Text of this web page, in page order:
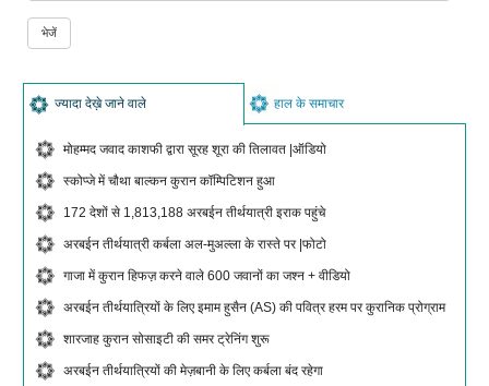
ज्यादा देख़े जाने वाले हाल के समाचार
मोहम्मद जवाद काशफी द्वारा सूरह शूरा की तिलावत |ऑडियो
स्कोप्जे में चौथा बाल्कन कुरान कॉम्पिटिशन हुआ
172 देशों से 1,813,188 अरबईन तीर्थयात्री इराक पहुंचे
अरबईन तीर्थयात्री कर्बला अल-मुअल्ला के रास्ते पर |फोटो
गाजा में कुरान हिफज़ करने वाले 600 जवानों का जश्न + वीडियो
अरबईन तीर्थयात्रियों के लिए इमाम हुसैन (AS) की पवित्र हरम पर कुरानिक प्रोग्राम
शारजाह कुरान सोसाइटी की समर ट्रेनिंग शुरू
अरबईन तीर्थयात्रियों की मेज़बानी के लिए कर्बला बंद रहेगा